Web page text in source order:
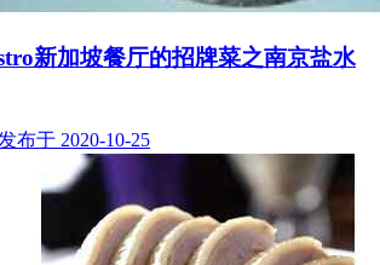
新加坡餐厅的招牌菜之南京盐水
布于 2020-10-25